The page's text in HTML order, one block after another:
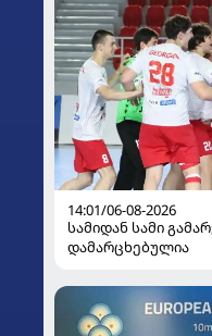
14:01/06-08-2026
სამიდან სამი
დამარცხებულია